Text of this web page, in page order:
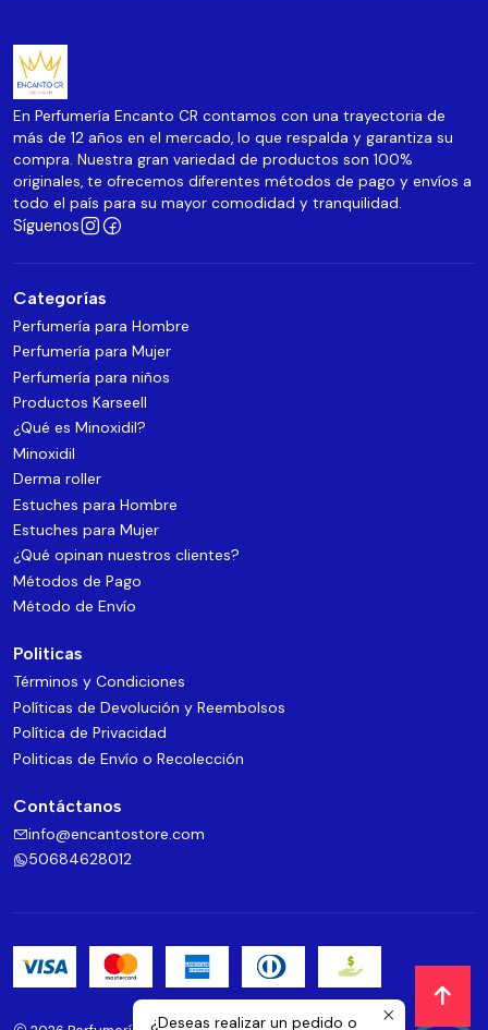
En Perfumería Encanto CR contamos con una trayectoria de
más de 12 años en el mercado, lo que respalda y garantiza su
compra. Nuestra gran variedad de productos son 100%
originales, te ofrecemos diferentes métodos de pago y envíos a
todo el país para su mayor comodidad y tranquilidad.
Síguenos
Categorías
Perfumería para Hombre
Perfumería para Mujer
Perfumería para niños
Productos Karseell
¿Qué es Minoxidil?
Minoxidil
Derma roller
Estuches para Hombre
Estuches para Mujer
¿Qué opinan nuestros clientes?
Métodos de Pago
Método de Envío
Politicas
Términos y Condiciones
Políticas de Devolución y Reembolsos
Política de Privacidad
Politicas de Envío o Recolección
Contáctanos
info@encantostore.com
50684628012
¿Deseas realizar un pedido o